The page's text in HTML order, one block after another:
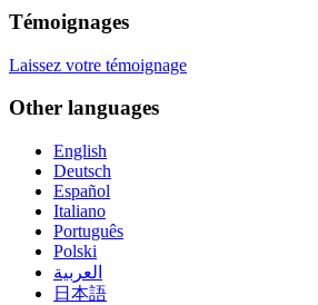
Témoignages
Laissez votre témoignage
Other languages
English
Deutsch
Español
Italiano
Português
Polski
العربية
日本語